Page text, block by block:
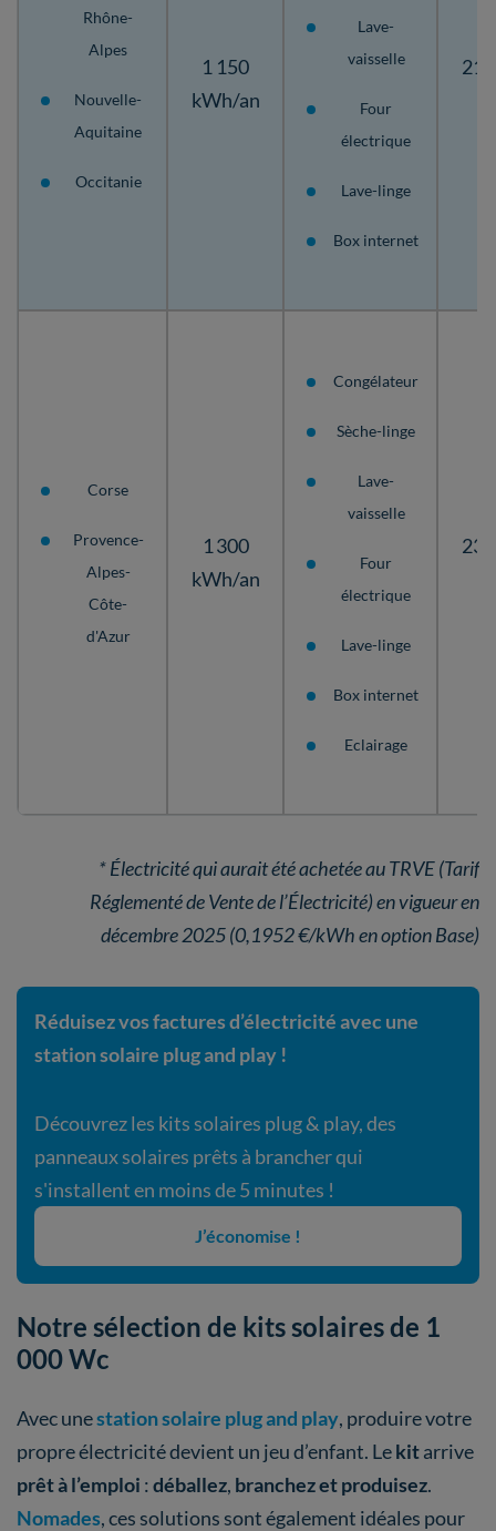
Rhône-
Alpes
Nouvelle-
Aquitaine
Occitanie
1 150
kWh/an
Lave-
vaisselle
Four
électrique
Lave-linge
Box internet
Corse
Provence-
Alpes-
Côte-
d'Azur
1 300
kWh/an
Congélateur
Sèche-linge
Lave-
vaisselle
Four
électrique
Lave-linge
Box internet
Eclairage
* Électricité qui aurait été achetée au TRVE (Tarif
Réglementé de Vente de l’Électricité) en vigueur en
décembre 2025 (0,1952 €/kWh en option Base)
Réduisez vos factures d’électricité avec une
station solaire plug and play !
Découvrez les kits solaires plug & play, des
panneaux solaires prêts à brancher qui
s'installent en moins de 5 minutes !
J’économise !
Notre sélection de kits solaires de 1
000 Wc
Avec unestation solaire plug and play, produire votre
propre électricité devient un jeu d’enfant. Lekitarrive
prêt à l’emploi :déballez, branchezet produisez.
Nomades, ces solutions sont également idéales pour